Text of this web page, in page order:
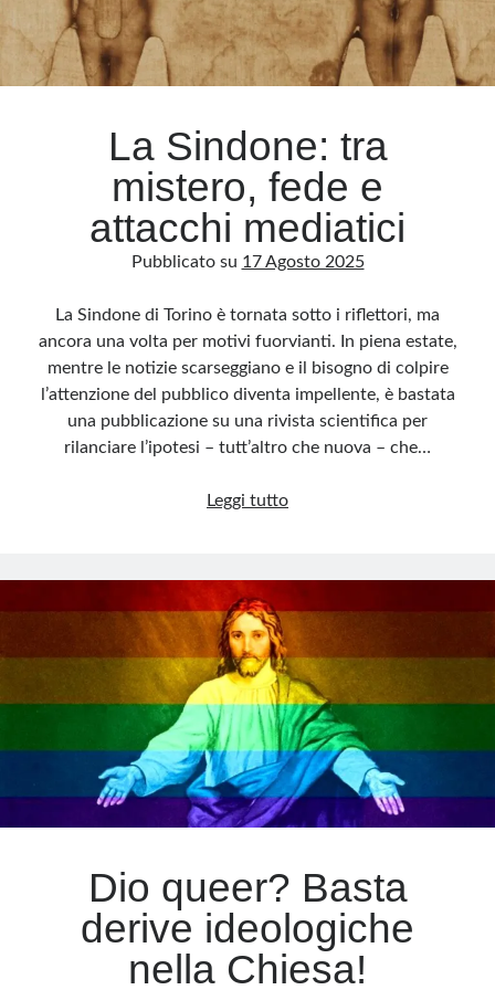
Archivio
Categorie
Questo blog non rappresenta una testata giornalistica, in quanto viene aggiornato
senza alcuna periodicità. Non può pertanto considerarsi un prodotto editoriale ai
sensi della legge n· 62 del 7.03.2001. L’autore non è responsabile di quanto
pubblicato dai lettori nei commenti ai vari post. Saranno comunque cancellati quelli
ritenuti offensivi o lesivi dell’immagine o dell’onorabilità di terzi, di genere spam,
razzisti o che contengano dati personali non conformi al rispetto delle norme sulla
privacy. Alcune immagini inserite in questo blog sono tratte da Internet e, pertanto,
considerate di pubblico dominio. Qualora la loro pubblicazione violasse eventuali
diritti d’autore, vi invito a comunicarlo via e-mail a info[at]dinovalle.it e saranno
immediatamente rimosse. L’autore del blog non è responsabile dei siti collegati
Feed dei contenuti
La Sindone: tra
mistero, fede e
attacchi mediatici
Pubblicato su 17 Agosto 2025
La Sindone di Torino è tornata sotto i riflettori, ma
ancora una volta per motivi fuorvianti. In piena estate,
mentre le notizie scarseggiano e il bisogno di colpire
l’attenzione del pubblico diventa impellente, è bastata
una pubblicazione su una rivista scientifica per
rilanciare l’ipotesi – tutt’altro che nuova – che…
Leggi tuttoLa
mistero,
attacchi
mediatici
Dio queer? Basta
derive ideologiche
nella Chiesa!